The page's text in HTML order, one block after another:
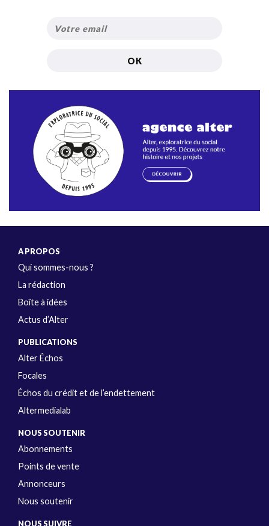
A PROPOS
Qui sommes-nous ?
La rédaction
Boîte à idées
Actus d’Alter
PUBLICATIONS
Alter Échos
Focales
Échos du crédit et de l’endettement
Altermedialab
NOUS SOUTENIR
Abonnements
Points de vente
Annonceurs
Nous soutenir
NOUS SUIVRE